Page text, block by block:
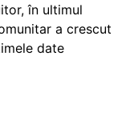
în ultimul
a crescut
date